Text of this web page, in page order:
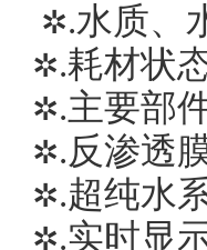
✲.水质、
✲.耗材状
✲.主要部
✲.反渗透
✲.超纯水
✲.实时显